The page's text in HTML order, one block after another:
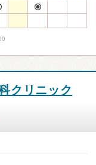
クリニック